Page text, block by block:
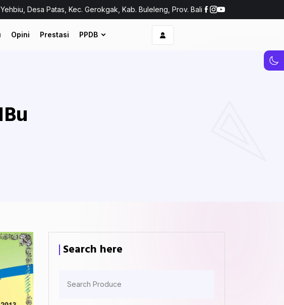
Desa Patas, Kec. Gerokgak, Kab. Buleleng, Prov. Bali
Opini Prestasi PPDB
Search here